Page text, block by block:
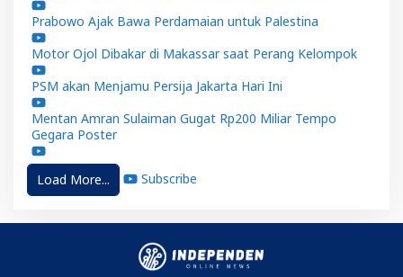
Prabowo Ajak Bawa Perdamaian untuk Palestina
Motor Ojol Dibakar di Makassar saat Perang Kelompok
PSM akan Menjamu Persija Jakarta Hari Ini
Mentan Amran Sulaiman Gugat Rp200 Miliar Tempo
Gegara Poster
Load More... Subscribe